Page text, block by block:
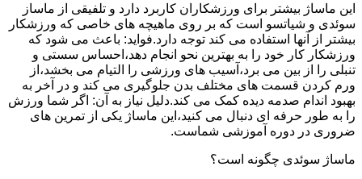
این ماساژ بیشتر برای ورزشکاران کاربرد دارد و تلفیقی از ماساز
سوئدی و شیاتسو است که بر روی ماهیچه های خاصی که ورزشکار
بیشتر از آنها استفاده می کند توجه دارد.فواید: باعث می شود که
ورزشکار کار خود را به بهترین نحو انجام دهد،احساس سستی و
تنبلی را از بین می برد،آسیب های ورزشی را التیام می بخشد،از
ورم کردن قسمت های مختلف بدن جلوگیری می کند و در آخر به
بهبود اندام صدمه دیده کمک می کند.دلیل نیاز به آن: اگر شما ورزش
را به طور حرفه ای دنبال می کنید،این ماساژ یکی از تمرین های
ضروری در دوره آموزشی شماست.
ماساژ سوئدی چگونه است؟